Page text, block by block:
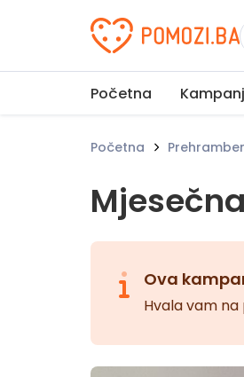
Udruženje
Početna
Početna
Ova
Hvala vam